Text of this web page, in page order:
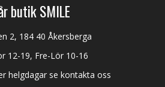
butik SMILE
2, 184 40 Åkersberga
12-19, Fre-Lör 10-16
helgdagar se kontakta oss